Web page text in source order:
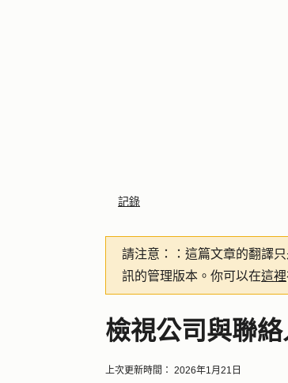
記錄
請注意：
：這篇文章的翻譯
訊的管理版本。你可以在這裡
檢視公司與聯
上次更新時間： 2026年1月21日